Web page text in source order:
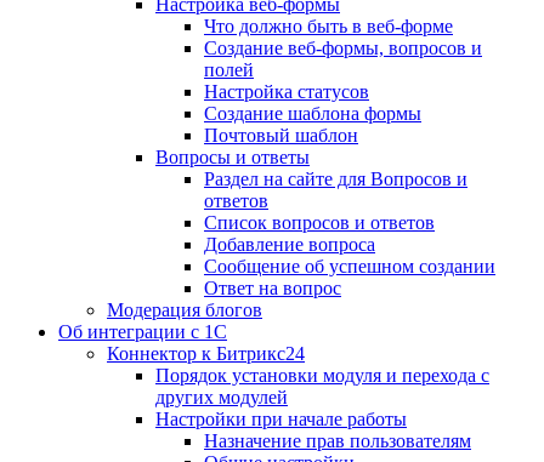
Настройка веб-формы
Что должно быть в веб-форме
Создание веб-формы, вопросов и
полей
Настройка статусов
Создание шаблона формы
Почтовый шаблон
Вопросы и ответы
Раздел на сайте для Вопросов и
ответов
Список вопросов и ответов
Добавление вопроса
Сообщение об успешном создании
Ответ на вопрос
Модерация блогов
Об интеграции с 1С
Коннектор к Битрикс24
Порядок установки модуля и перехода с
других модулей
Настройки при начале работы
Назначение прав пользователям